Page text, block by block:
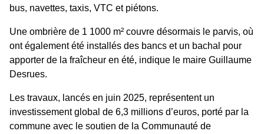
bus, navettes, taxis, VTC et piétons.
Une ombrière de 1 1000 m² couvre désormais le parvis, où
ont également été installés des bancs et un bachal pour
apporter de la fraîcheur en été, indique le maire Guillaume
Desrues.
Les travaux, lancés en juin 2025, représentent un
investissement global de 6,3 millions d’euros, porté par la
commune avec le soutien de la Communauté de